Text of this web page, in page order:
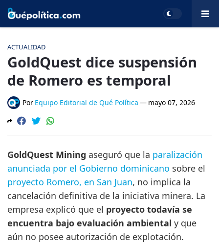
ACTUALIDAD
GoldQuest dice suspensión
de Romero es temporal
Por Equipo Editorial de Qué Política — mayo 07, 2026
GoldQuest Mining aseguró que la paralización
anunciada por el Gobierno dominicano sobre el
proyecto Romero, en San Juan, no implica la
cancelación definitiva de la iniciativa minera. La
empresa explicó que el proyecto todavía se
encuentra bajo evaluación ambiental y que
aún no posee autorización de explotación.